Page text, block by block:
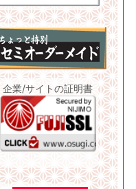
企業/サイトの証明書